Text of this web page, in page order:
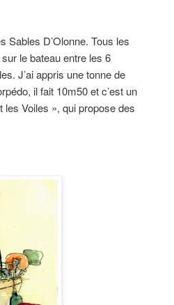
Sables D’Olonne. Tous les
le bateau entre les 6
J’ai appris une tonne de
il fait 10m50 et c’est un
Voiles », qui propose des